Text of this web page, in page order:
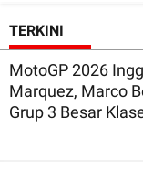
TERKINI
MotoGP 2026
Marquez, Marco
Grup 3 Besar